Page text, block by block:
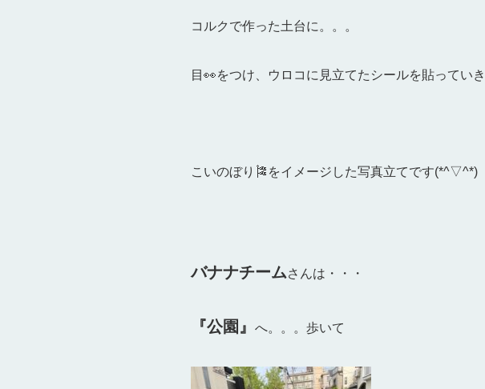
コルクで作った土台に。。。
目👀をつけ、ウロコに見立てたシールを貼っていき
こいのぼり🎏をイメージした写真立てです(*^▽^*)
バナナチームさんは・・・
『公園』 へ。。。歩いて